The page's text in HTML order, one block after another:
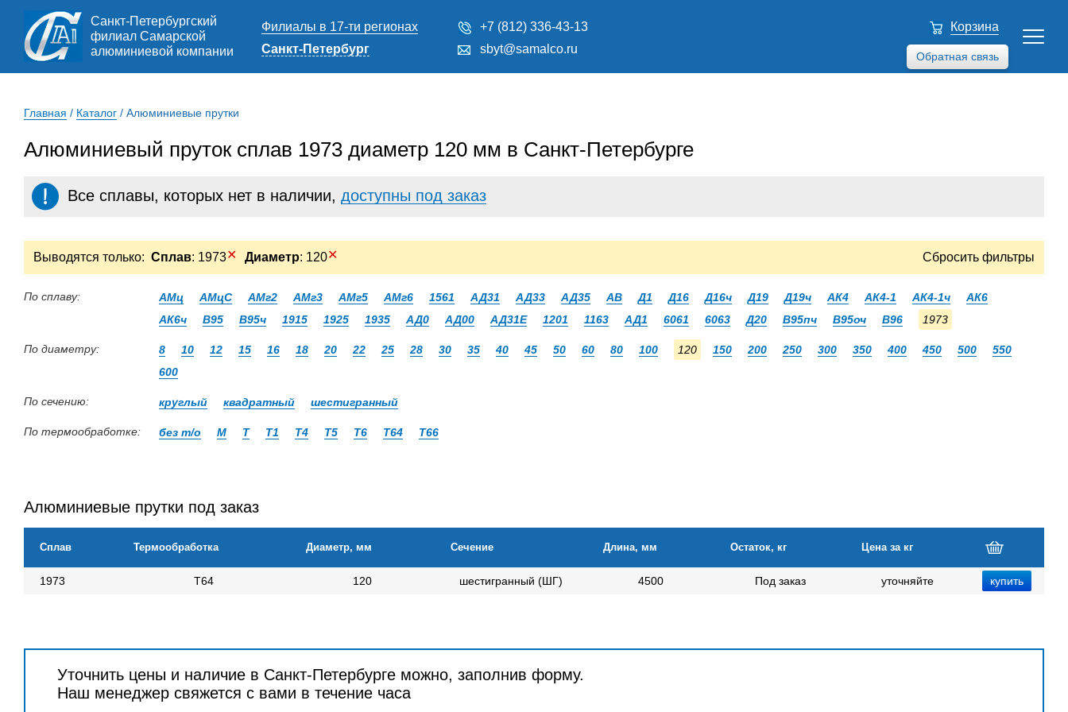
Санкт-Петербургский
филиал Самарской
алюминиевой компании
Филиалы в 17-ти регионах
Санкт-Петербург
+7 (812) 336-43-13
sbyt@samalco.ru
Обратная связь
Корзина
Главная / Каталог / Алюминиевые прутки
Алюминиевый пруток сплав 1973 диаметр 120 мм в Санкт-Петербурге
Все сплавы, которых нет в наличии, доступны под заказ
Выводятся только: Сплав: 1973✕ Диаметр: 120✕ Сбросить фильтры
По сплаву: АМц АМцС АМг2 АМг3 АМг5 АМг6 1561 АД31 АД33 АД35 АВ Д1 Д16 Д16ч Д19 Д19ч АК4 АК4-1 АК4-1ч
АК6
АК6ч
В95 В95ч 1915 1925 1935 АД0 АД00 АД31Е 1201 1163 АД1 6061 6063 Д20 В95пч В95оч В96 1973
По диаметру: 8 10 12 15 16 18 20 22 25 28 30 35 40 45 50 60 80 100 120 150 200 250 300 350 400 450 500
550
600
По сечению: круглый квадратный шестигранный
По термообработке: без т/о М Т Т1 Т4 Т5 Т6 Т64 Т66
Алюминиевые прутки под заказ
Сплав Термообработка Диаметр, мм Сечение Длина, мм Остаток, кг Цена за кг
1973 Т64 120 шестигранный (ШГ) 4500 Под заказ уточняйте
Уточнить цены и наличие в Санкт-Петербурге можно, заполнив форму.
Наш менеджер свяжется с вами в течение часа